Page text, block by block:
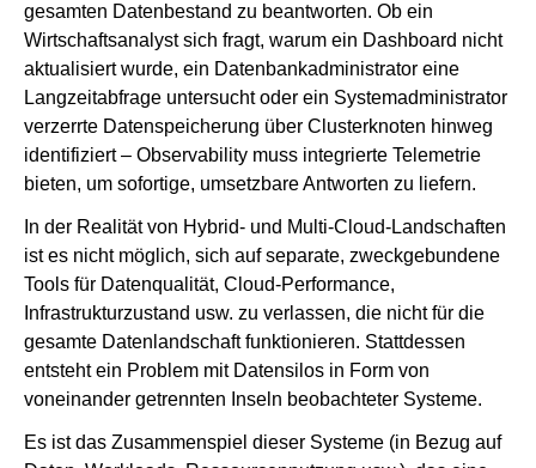
gesamten Datenbestand zu beantworten. Ob ein
Wirtschaftsanalyst sich fragt, warum ein Dashboard nicht
aktualisiert wurde, ein Datenbankadministrator eine
Langzeitabfrage untersucht oder ein Systemadministrator
verzerrte Datenspeicherung über Clusterknoten hinweg
identifiziert – Observability muss integrierte Telemetrie
bieten, um sofortige, umsetzbare Antworten zu liefern.
In der Realität von Hybrid- und Multi-Cloud-Landschaften
ist es nicht möglich, sich auf separate, zweckgebundene
Tools für Datenqualität, Cloud-Performance,
Infrastrukturzustand usw. zu verlassen, die nicht für die
gesamte Datenlandschaft funktionieren. Stattdessen
entsteht ein Problem mit Datensilos in Form von
voneinander getrennten Inseln beobachteter Systeme.
Es ist das Zusammenspiel dieser Systeme (in Bezug auf